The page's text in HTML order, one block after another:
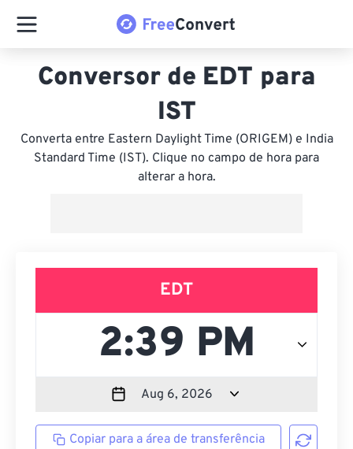
Conversor de EDT para
IST
Converta entre Eastern Daylight Time (ORIGEM) e India
Standard Time (IST). Clique no campo de hora para
alterar a hora.
EDT
Copiar para a área de transferência